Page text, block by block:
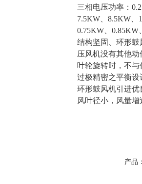
三相电压功率：
7.5KW、8.5KW、
0.75KW、0.85KW
结构坚固、环形
压风机没有其他
叶轮旋转时，不
过极精密之平衡
环形鼓风机引进
风叶径小，风量
产品